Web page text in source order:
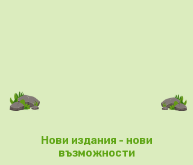
Нови издания - нови
възможности